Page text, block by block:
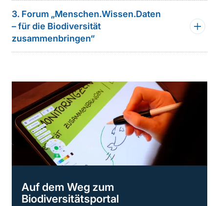
3. Forum „Menschen.Wissen.Daten
– für die Biodiversität
zusammenbringen“
weiterführender
Inhalt
Auf dem Weg zum
Biodiversitätsportal